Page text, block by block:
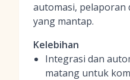
automasi, pelaporan
yang mantap.
Kelebihan
Integrasi dan
matang untuk